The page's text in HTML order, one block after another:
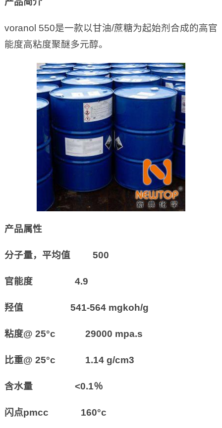
voranol 550是一款以甘油/蔗糖为起始剂合成的高官
能度高粘度聚醚多元醇。
产品属性
分子量，平均值 500
官能度 4.9
羟值 541-564 mgkoh/g
粘度@ 25°c 29000 mpa.s
比重@ 25°c 1.14 g/cm3
含水量 <0.1％
闪点pmcc 160°c